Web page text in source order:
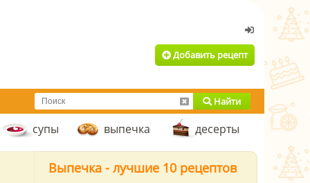
Добавить рецепт
Найти
супы выпечка десерты
Выпечка - лучшие 10 рецептов